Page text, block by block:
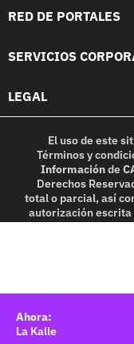
RED DE PORTALES
SERVICIOS
LEGAL
El uso de este
Términos y
Informaciónde
Derechos
total o parcial, así
autorización escrita
in part, or
La Kalle